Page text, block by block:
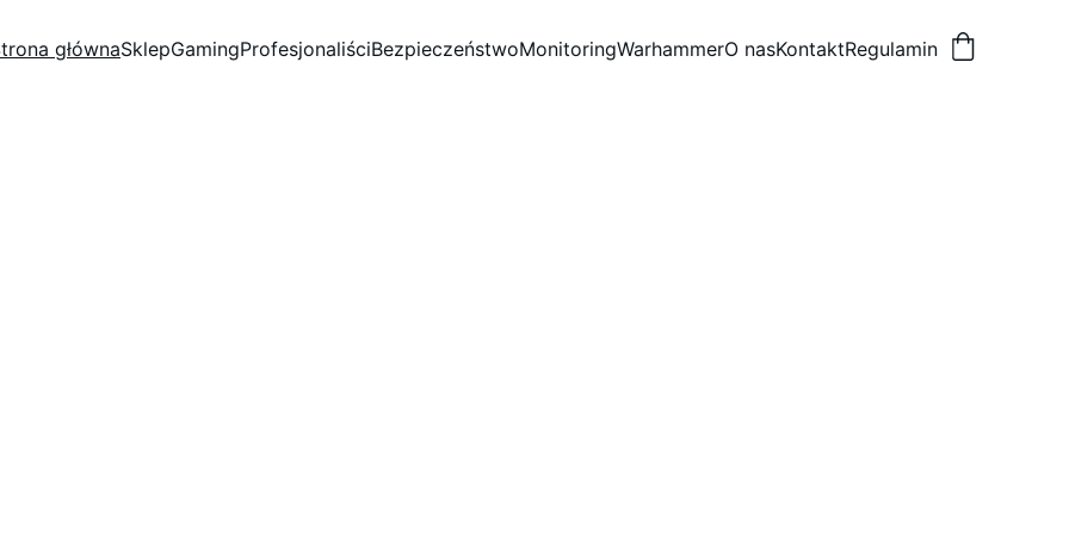
głównaSklepGamingProfesjonaliściBezpieczeństwoMonitoringWarhammerO nasKontaktRegulamin